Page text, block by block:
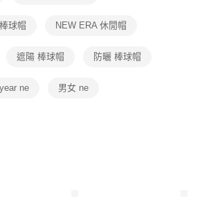
有限公司提供之「AFTEE先享後付」服務完成之交
有限公司。
先徵得法定代理人或監護人之同意方可使用
付」時，將依據個別帳號之用戶狀況，依本公司即
球帽 NEW ERA 休閒帽
遮陽 棒球帽 防曬 棒球帽
year ne 男女 ne